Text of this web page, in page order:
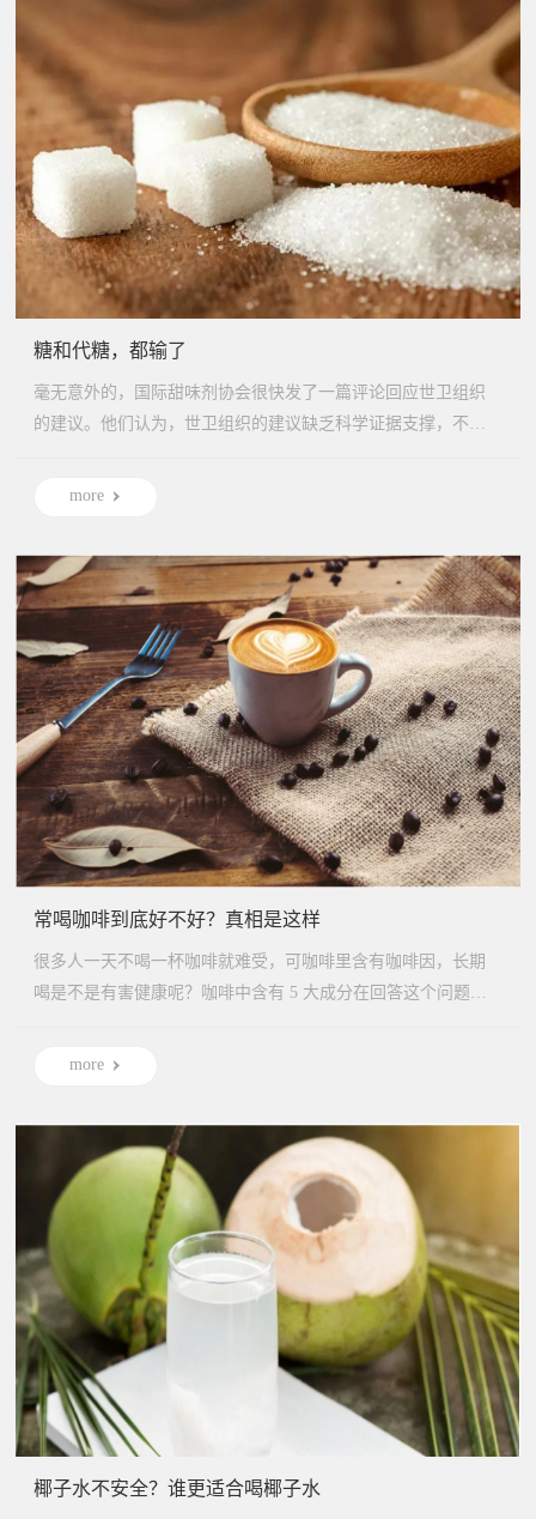
糖和代糖，都输了
毫无意外的，国际甜味剂协会很快发了一篇评论回应世卫组织
的建议。他们认为，世卫组织的建议缺乏科学证据支撑，不承
more
常喝咖啡到底好不好？真相是这样
很多人一天不喝一杯咖啡就难受，可咖啡里含有咖啡因，长期
喝是不是有害健康呢？咖啡中含有 5 大成分在回答这个问题
more
椰子水不安全？谁更适合喝椰子水